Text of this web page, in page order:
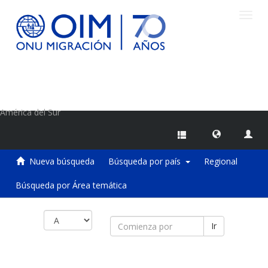
América del Sur
Nueva búsqueda Búsqueda por país Regional
Búsqueda por Área temática
Ir